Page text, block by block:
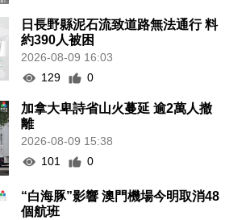
日長野縣泥石流致道路無法通行 料
約390人被困
2026-08-09 16:03
129
0
加拿大卑詩省山火蔓延 逾2萬人撤
離
2026-08-09 15:38
101
0
“白海豚”影響 澳門機場今明取消48
個航班